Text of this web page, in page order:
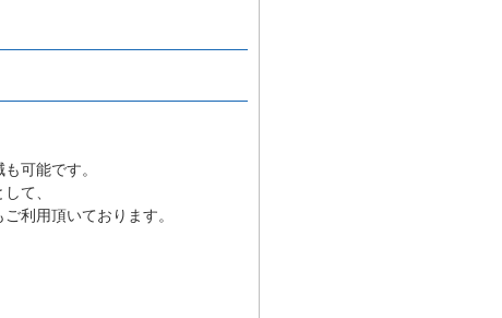
可能です。
て、
利用頂いております。